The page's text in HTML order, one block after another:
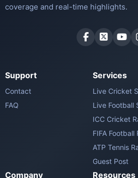
coverage and real-time highlights.
Support
Contact
FAQ
Services
Live Cricket
Live Football
ICC Cricket
FIFA Football
ATP Tennis
Guest Post
Company Resources